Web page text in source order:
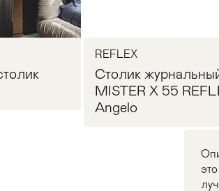
REFLEX
Столик
MISTER X 55
Angelo